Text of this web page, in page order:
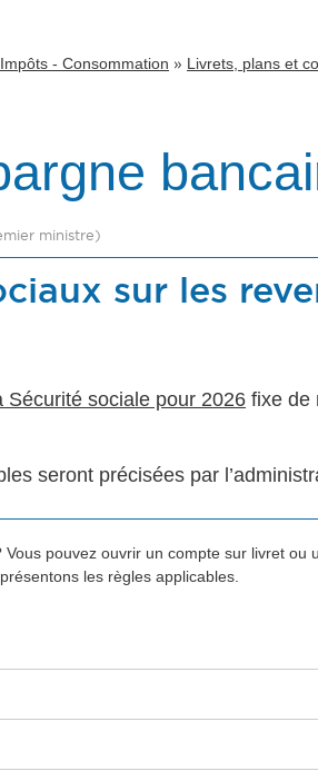
- Consommation » Livrets, plans et
ministre)
sur les
Sécurité sociale pour 2026 fixe de
seront précisées par
pouvez ouvrir un compte sur livret
les règles applicables.